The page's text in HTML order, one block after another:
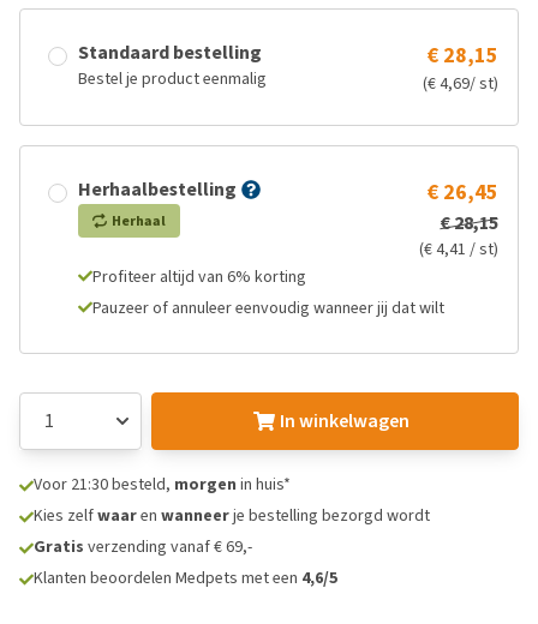
Standaard bestelling
Bestel je product eenmalig
€ 28,15
(€ 4,69/ st)
Herhaalbestelling
Herhaal
€ 26,45
€ 28,15
(€ 4,41 / st)
Profiteer altijd van 6% korting
Pauzeer of annuleer eenvoudig wanneer jij dat wilt
In winkelwagen
Voor 21:30 besteld, morgen in huis*
Kies zelfwaaren wanneerje bestelling bezorgd wordt
Gratis verzending vanaf € 69,-
Klanten beoordelen Medpets met een 4,6/5